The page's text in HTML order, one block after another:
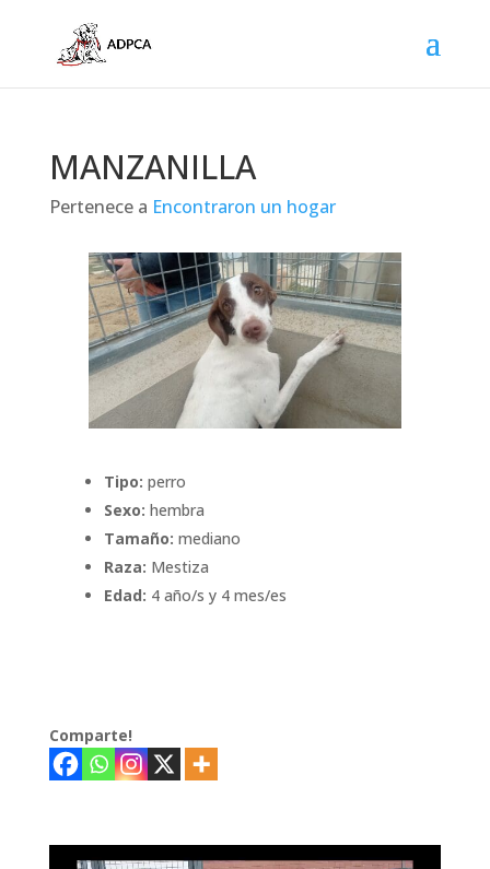
MANZANILLA
Pertenece a Encontraron un hogar
Tipo: perro
Sexo: hembra
Tamaño: mediano
Raza: Mestiza
Edad: 4 año/s y 4 mes/es
Comparte!
Reproductor